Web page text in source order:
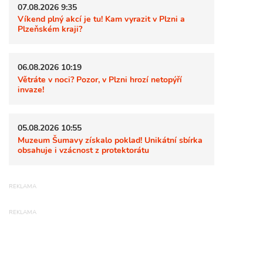
07.08.2026 9:35
Víkend plný akcí je tu! Kam vyrazit v Plzni a
Plzeňském kraji?
06.08.2026 10:19
Větráte v noci? Pozor, v Plzni hrozí netopýří
invaze!
05.08.2026 10:55
Muzeum Šumavy získalo poklad! Unikátní sbírka
obsahuje i vzácnost z protektorátu